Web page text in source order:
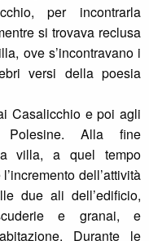
per incontrarla
si trovava reclusa
ove s’incontravano i
versi della poesia
Casalicchio e poi agli
Polesine. Alla fine
la villa, a quel tempo
dell’attività
due ali dell’edificio,
e granai, e
Durante le